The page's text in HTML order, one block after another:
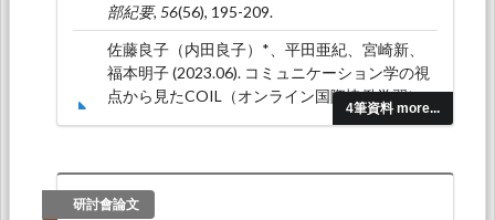
4筆資料 more...
部紀要, 56(56), 195-209.
佐藤良子（内田良子）*、平田亜紀、宮崎新、
福本明子 (2023.06). コミュニケーション学の視
点から見たCOIL（オンライン国際協働学習）
の一考察―台日コミュニケーションプロジェク
内田良子 (2022.03). 「愛知県立大学国際関係学
研討會論文